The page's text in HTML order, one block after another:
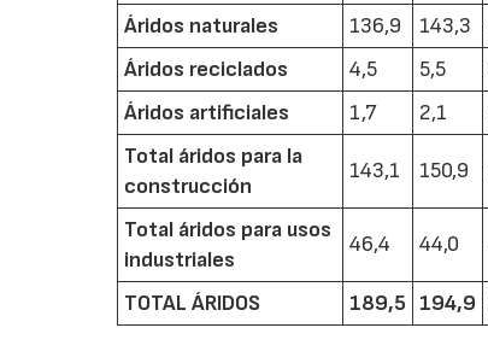
Áridos naturales
136,9 143,3
Áridos reciclados
4,5 5,5
Áridos artificiales
1,7 2,1
Total áridos para la
construcción
143,1 150,9
Total áridos para usos
industriales
46,4 44,0
TOTAL ÁRIDOS 189,5 194,9